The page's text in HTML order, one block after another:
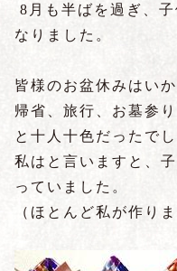
8月も半ばを過ぎ、
なりました。
皆様のお盆休みはい
帰省、旅行、お墓参
と十人十色だったでし
私はと言いますと、
っていました。
（ほとんど私が作り